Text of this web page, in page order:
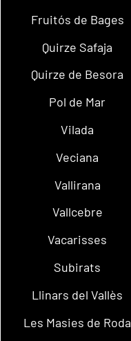
Fruitós de Bages
Quirze Safaja
Quirze de Besora
Pol de Mar
Vilada
Veciana
Vallirana
Vallcebre
Vacarisses
Subirats
Llinars del Vallès
Les Masies de Roda